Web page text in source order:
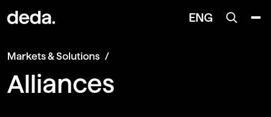
ENG
Markets & Solutions
Alliance​s